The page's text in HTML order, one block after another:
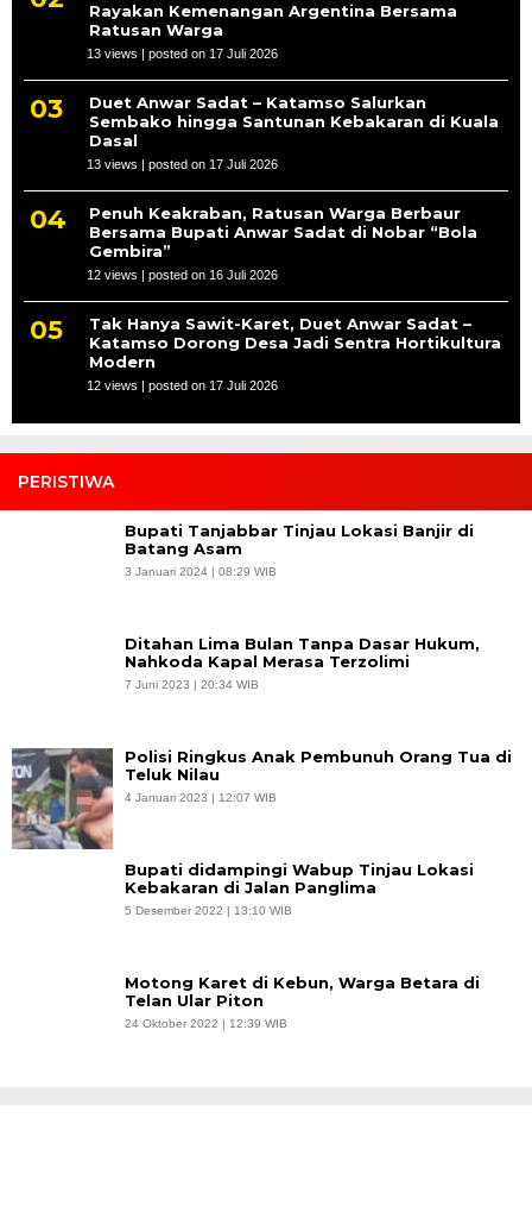
Rayakan Kemenangan Argentina Bersama
Ratusan Warga
13 views | posted on 17 Juli 2026
Duet Anwar Sadat – Katamso Salurkan
Sembako hingga Santunan Kebakaran di Kuala
Dasal
13 views | posted on 17 Juli 2026
Penuh Keakraban, Ratusan Warga Berbaur
Bersama Bupati Anwar Sadat di Nobar “Bola
Gembira”
12 views | posted on 16 Juli 2026
Tak Hanya Sawit-Karet, Duet Anwar Sadat –
Katamso Dorong Desa Jadi Sentra Hortikultura
Modern
12 views | posted on 17 Juli 2026
PERISTIWA
Bupati Tanjabbar Tinjau Lokasi Banjir di
Batang Asam
3 Januari 2024 | 08:29 WIB
Ditahan Lima Bulan Tanpa Dasar Hukum,
Nahkoda Kapal Merasa Terzolimi
7 Juni 2023 | 20:34 WIB
Polisi Ringkus Anak Pembunuh Orang Tua di
Teluk Nilau
4 Januari 2023 | 12:07 WIB
Bupati didampingi Wabup Tinjau Lokasi
Kebakaran di Jalan Panglima
5 Desember 2022 | 13:10 WIB
Motong Karet di Kebun, Warga Betara di
Telan Ular Piton
24 Oktober 2022 | 12:39 WIB